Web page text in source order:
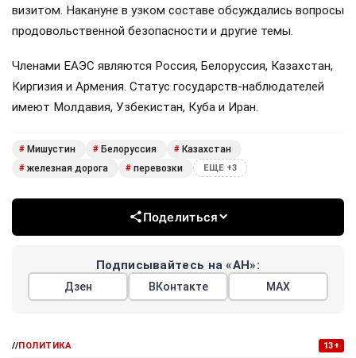
визитом. Накануне в узком составе обсуждались вопросы
продовольственной безопасности и другие темы.
Членами ЕАЭС являются Россия, Белоруссия, Казахстан,
Киргизия и Армения. Статус государств-наблюдателей
имеют Молдавия, Узбекистан, Куба и Иран.
# Мишустин # Белоруссия # Казахстан
# железная дорога # перевозки ЕЩЕ +3
Поделиться
Подписывайтесь на «АН»:
Дзен ВКонтакте МАХ
//ПОЛИТИКА 13+